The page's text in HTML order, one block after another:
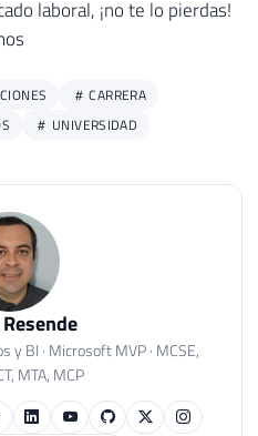
laboral, ¡no te lo pierdas!
CARRERA
UNIVERSIDAD
y BI · Microsoft MVP · MCSE,
MTA, MCP